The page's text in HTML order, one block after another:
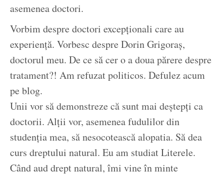
asemenea doctori.
Vorbim despre doctori excepționali care au
experiență. Vorbesc despre Dorin Grigoraș,
doctorul meu. De ce să cer o a doua părere despre
tratament?! Am refuzat politicos. Defulez acum
pe blog.
Unii vor să demonstreze că sunt mai deștepți ca
doctorii. Alții vor, asemenea fudulilor din
studenția mea, să nesocotească alopatia. Să dea
curs dreptului natural. Eu am studiat Literele.
Când aud drept natural, îmi vine în minte